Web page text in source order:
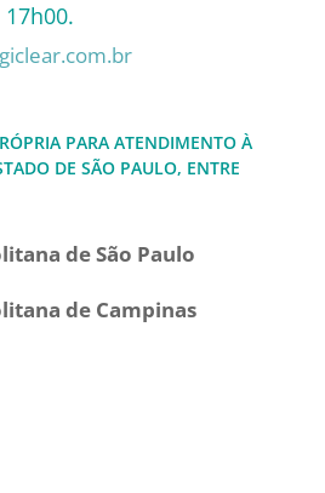
PARA ATENDIMENTO À
DE SÃO PAULO, ENTRE
de São Paulo
de Campinas